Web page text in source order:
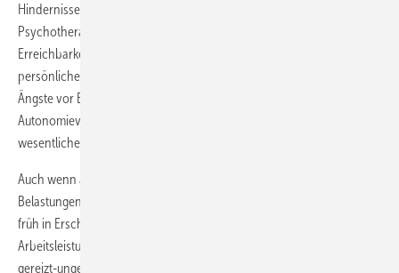
Hindernisse, die Betroffene von einer Inanspruchnahme von
Psychotherapie abhalten, sind die manchmal eingeschränkte
Erreichbarkeit passender Behandlungsangebote oder liegen im
persönlichen Erleben und Verhalten der Betroffenen. Hier spielen
Ängste vor Beschämung und Stigmatisierung bzw. vor
Autonomieverlust oder vor Verunsicherungen im Selbstgefühl eine
wesentliche Rolle.
Auch wenn am Arbeitsplatz so genannte Frühindikatoren psychischer
Belastungen bzw. (stressassoziierter) Erkrankungen keineswegs immer
früh in Erscheinung treten (gemeint sind z.B. das Nachlassen der
Arbeitsleistung, das Aufschieben auch einfacher Tätigkeiten, ein
gereizt-ungehaltenes Auftreten oder vermehrte zwischenmenschliche